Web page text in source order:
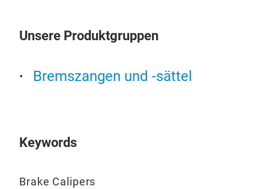
Unsere Produktgruppen
Bremszangen und -sättel
Keywords
Brake Calipers